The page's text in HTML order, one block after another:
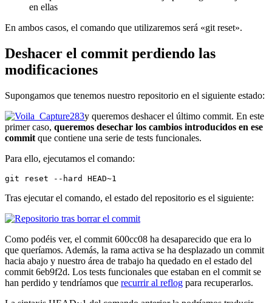
en ellas
En ambos casos, el comando que utilizaremos será «git reset».
Deshacer el commit perdiendo las
modificaciones
Supongamos que tenemos nuestro repositorio en el siguiente estado:
y queremos deshacer el último commit. En este
primer caso, queremos desechar los cambios introducidos en ese
commit que contiene una serie de tests funcionales.
Para ello, ejecutamos el comando:
git reset --hard HEAD~1
Tras ejecutar el comando, el estado del repositorio es el siguiente:
Como podéis ver, el commit 600cc08 ha desaparecido que era lo
que queríamos. Además, la rama activa se ha desplazado un commit
hacia abajo y nuestro área de trabajo ha quedado en el estado del
commit 6eb9f2d. Los tests funcionales que estaban en el commit se
han perdido y tendríamos que recurrir al reflog para recuperarlos.